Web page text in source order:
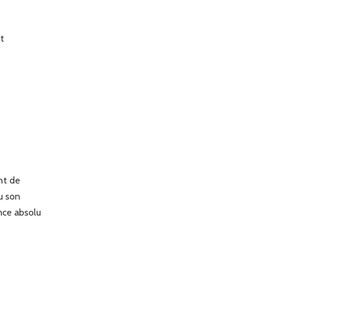
de
son
absolu